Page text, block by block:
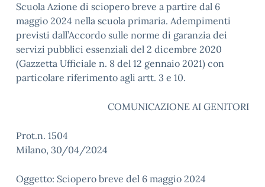
Scuola Azione di sciopero breve a partire dal 6
maggio 2024 nella scuola primaria. Adempimenti
previsti dall’Accordo sulle norme di garanzia dei
servizi pubblici essenziali del 2 dicembre 2020
(Gazzetta Ufficiale n. 8 del 12 gennaio 2021) con
particolare riferimento agli artt. 3 e 10.
COMUNICAZIONE AI GENITORI
Prot.n. 1504
Milano, 30/04/2024
Oggetto: Sciopero breve del 6 maggio 2024